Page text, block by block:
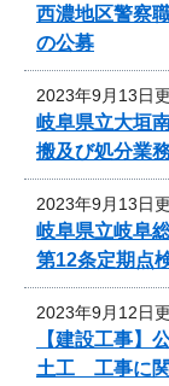
西濃地区警察
の公募
2023年9月13日
岐阜県立大垣
搬及び処分業
2023年9月13日
岐阜県立岐阜
第12条定期点
2023年9月12日
【建設工事
土工 工事に